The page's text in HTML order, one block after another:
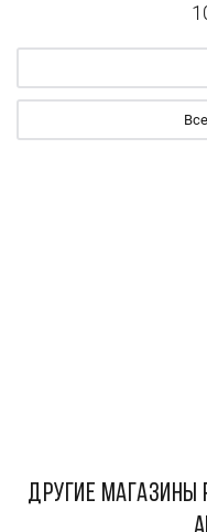
ДРУГИЕ МАГАЗИНЫ